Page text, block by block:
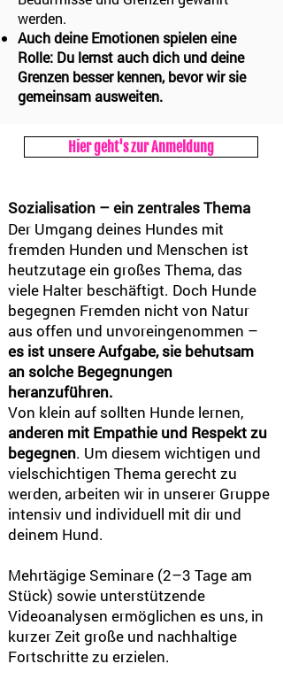
werden.
Auch deine Emotionen spielen eine
Rolle: Du lernst auch dich und deine
Grenzen besser kennen, bevor wir sie
gemeinsam ausweiten.
Hier geht's zur Anmeldung
Sozialisation – ein zentrales Thema
Der Umgang deines Hundes mit
fremden Hunden und Menschen ist
heutzutage ein großes Thema, das
viele Halter beschäftigt. Doch Hunde
begegnen Fremden nicht von Natur
aus offen und unvoreingenommen –
es ist unsere Aufgabe, sie behutsam
an solche Begegnungen
heranzuführen.
Von klein auf sollten Hunde lernen,
anderen mit Empathie und Respekt zu
begegnen. Um diesem wichtigen und
vielschichtigen Thema gerecht zu
werden, arbeiten wir in unserer Gruppe
intensiv und individuell mit dir und
deinem Hund.
Mehrtägige Seminare (2–3 Tage am
Stück) sowie unterstützende
Videoanalysen ermöglichen es uns, in
kurzer Zeit große und nachhaltige
Fortschritte zu erzielen.